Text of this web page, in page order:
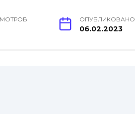
ОПУБЛИКОВАНО
06.02.2023